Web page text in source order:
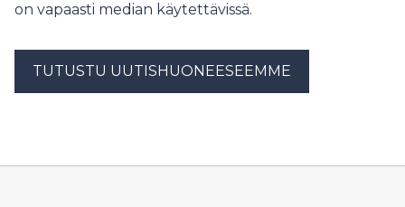
on vapaasti median käytettävissä.
TUTUSTU UUTISHUONEESEEMME